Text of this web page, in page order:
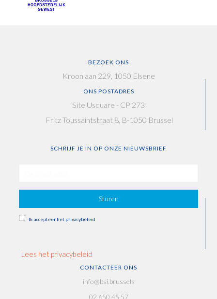
BEZOEK ONS
Kroonlaan 229, 1050 Elsene
ONS POSTADRES
Site Usquare - CP 273
Fritz Toussaintstraat 8, B-1050 Brussel
SCHRIJF JE IN OP ONZE NIEUWSBRIEF
Sturen
Ik accepteer het privacybeleid
Lees het privacybeleid
CONTACTEER ONS
info@bsi.brussels
02 650 45 57